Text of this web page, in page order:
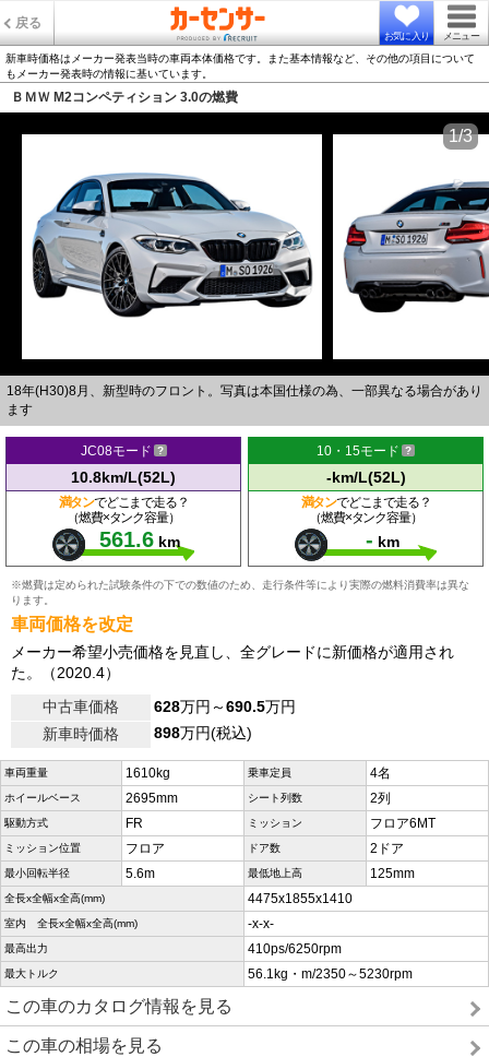
戻る
お気に入り メニュー
新車時価格はメーカー発表当時の車両本体価格です。また基本情報など、その他の項目について
もメーカー発表時の情報に基いています。
ＢＭＷ M2コンペティション 3.0の燃費
18年(H30)8月、新型時のフロント。写真は本国仕様の為、一部異なる場合があり
ます
1/3
JC08モード
10.8km/L(52L)
満タンでどこまで走る？
（燃費×タンク容量）
561.6 km
10・15モード
-km/L(52L)
満タンでどこまで走る？
（燃費×タンク容量）
- km
※燃費は定められた試験条件の下での数値のため、走行条件等により実際の燃料消費率は異な
ります。
車両価格を改定
メーカー希望小売価格を見直し、全グレードに新価格が適用され
た。（2020.4）
中古車価格
628万円～690.5万円
新車時価格
898万円(税込)
車両重量 1610kg 乗車定員 4名
ホイールベース 2695mm シート列数 2列
駆動方式 FR ミッション フロア6MT
ミッション位置 フロア ドア数 2ドア
最小回転半径 5.6m 最低地上高 125mm
全長x全幅x全高(mm) 4475x1855x1410
室内 全長x全幅x全高(mm) -x-x-
最高出力 410ps/6250rpm
最大トルク 56.1kg・m/2350～5230rpm
この車のカタログ情報を見る
この車の相場を見る